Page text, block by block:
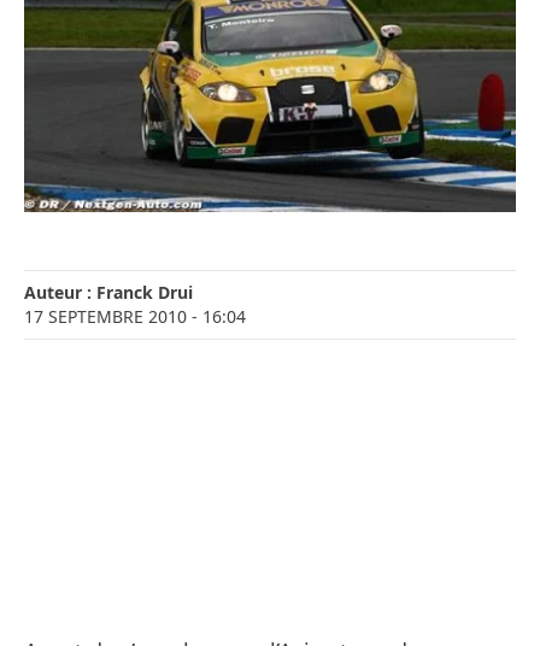
Auteur : Franck Drui
17 SEPTEMBRE 2010 - 16:04